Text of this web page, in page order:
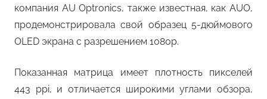
компания AU Optronics, также известная, как AUO,
продемонстрировала свой образец 5-дюймового
OLED экрана с разрешением 1080p.
Показанная матрица имеет плотность пикселей
443 ppi, и отличается широкими углами обзора,